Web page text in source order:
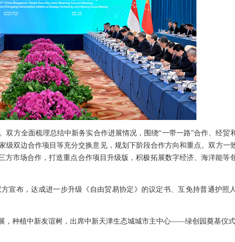
双方全面梳理总结中新务实合作进展情况，围绕“一带一路”合作、经贸
双边合作项目等充分交换意见，规划下阶段合作方向和重点。双方一
方市场合作，打造重点合作项目升级版，积极拓展数字经济、海洋能等
宣布，达成进一步升级《自由贸易协定》的议定书、互免持普通护照
，种植中新友谊树，出席中新天津生态城城市主中心——绿创园奠基仪式